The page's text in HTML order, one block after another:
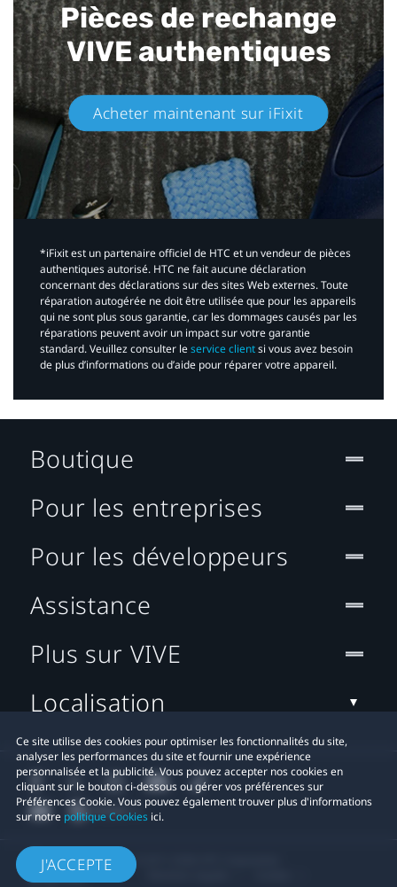
Pièces de rechange
VIVE authentiques​
Acheter maintenant sur iFixit​
*iFixit est un partenaire officiel de HTC et un vendeur de pièces
authentiques autorisé. HTC ne fait aucune déclaration
concernant des déclarations sur des sites Web externes. Toute
réparation autogérée ne doit être utilisée que pour les appareils
qui ne sont plus sous garantie, car les dommages causés par les
réparations peuvent avoir un impact sur votre garantie
standard. Veuillez consulter leservice clientsi vous avez besoin
de plus d’informations ou d’aide pour réparer votre appareil.​
Ce site utilise des cookies pour optimiser les fonctionnalités du site,
analyser les performances du site et fournir une expérience
personnalisée et la publicité. Vous pouvez accepter nos cookies en
cliquant sur le bouton ci-dessous ou gérer vos préférences sur
Préférences Cookie. Vous pouvez également trouver plus d'informations
sur notre politique Cookies ici.
J'ACCEPTE
Boutique
Pour les entreprises
Pour les développeurs
Assistance
Plus sur VIVE
Localisation
© 2011-2026 HTC Corporation